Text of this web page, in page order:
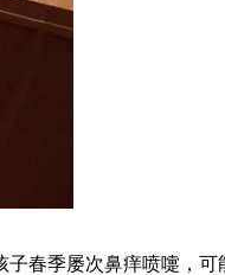
春季屡次鼻痒喷嚏，可